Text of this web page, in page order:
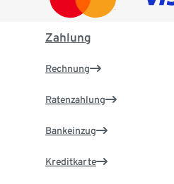
Zahlung
Rechnung
Ratenzahlung
Bankeinzug
Kreditkarte